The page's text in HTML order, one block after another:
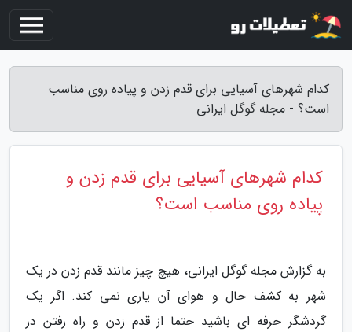
کدام شهرهای آسیایی برای قدم زدن و پیاده روی مناسب
است؟ - مجله گوگل ایرانی
کدام شهرهای آسیایی برای قدم زدن و
پیاده روی مناسب است؟
به گزارش مجله گوگل ایرانی، هیچ چیز مانند قدم زدن در یک
شهر به کشف حال و هوای آن یاری نمی کند. اگر یک
گردشگر حرفه ای باشید حتما از قدم زدن و راه رفتن در